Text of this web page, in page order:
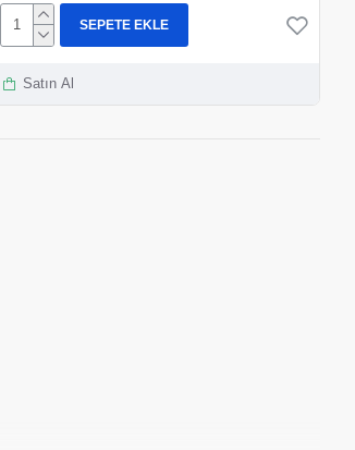
SEPETE EKLE
Satın Al